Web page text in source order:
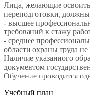
Лица, желающие
переподготовки,
- высшее
требований к стажу
- среднее
области охраны труда не
Наличие указанного
документом
Обучение проводится
Учебный план